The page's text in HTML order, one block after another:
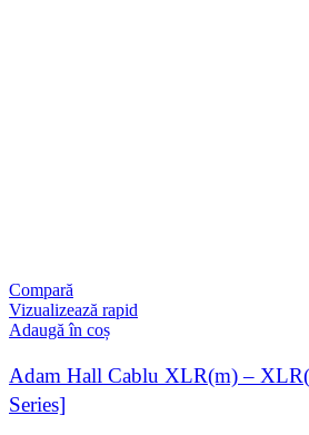
Compară
Vizualizează rapid
Adaugă în coș
Adam Hall Cablu XLR(m) –
Series]